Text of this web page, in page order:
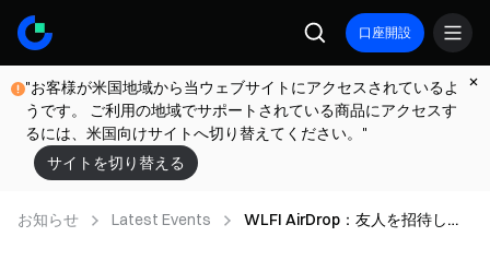
口座開設
"お客様が米国地域から当ウェブサイトにアクセスされているよ
うです。 ご利用の地域でサポートされている商品にアクセスす
るには、米国向けサイトへ切り替えてください。"
サイトを切り替える
お知らせ Latest Events
WLFI AirDrop：友人を招待して